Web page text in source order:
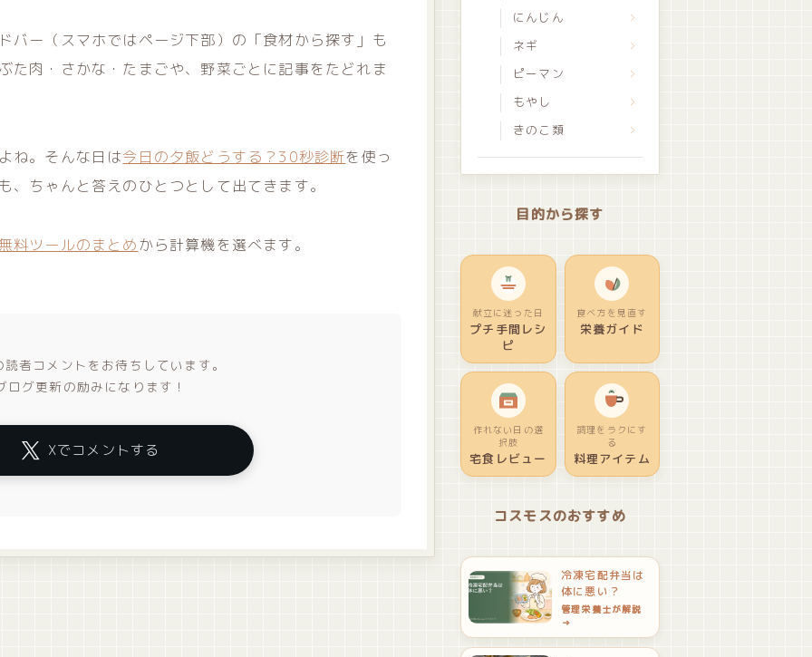
バー（スマホではページ下部）の「食材から探す」も
た肉・さかな・たまごや、野菜ごとに記事をたどれま
ね。そんな日は今日の夕飯どうする？30秒診断を使っ
、ちゃんと答えのひとつとして出てきます。
料ツールのまとめから計算機を選べます。
読者コメントをお待ちしています。
ログ更新の励みになります！
Xでコメントする
にんじん
ネギ
ピーマン
もやし
きのこ類
目的から探す
献立に迷った日
プチ手間レシ
ピ
食べ方を見直す
栄養ガイド
作れない日の選
択肢
宅食レビュー
調理をラクにす
る
料理アイテム
コスモスのおすすめ
冷凍宅配弁当は
体に悪い？
管理栄養士が解説
→